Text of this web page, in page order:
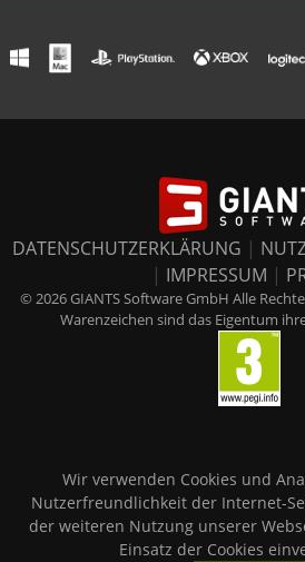
DATENSCHUTZERKLÄRUNG |
| IMPRESSUM |
© 2026 GIANTS Software GmbH Alle
Warenzeichen sind das Eigentum
Wir verwenden Cookies und
Nutzerfreundlichkeit der Internet-
der weiteren Nutzung unserer
Einsatz der Cookies